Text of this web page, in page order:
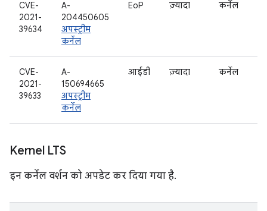
CVE-
2021-
39634
A-
204450605
अपस्ट्रीम
कर्नेल
EoP ज़्यादा कर्नेल
CVE-
2021-
39633
A-
150694665
अपस्ट्रीम
कर्नेल
आईडी ज़्यादा कर्नेल
Kernel LTS
इन कर्नेल वर्शन को अपडेट कर दिया गया है.